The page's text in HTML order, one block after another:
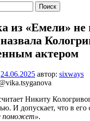
из «Емели» не
актером
24.06.2025 автор: sixways
Никиту
И допускает, что в его
поможет».